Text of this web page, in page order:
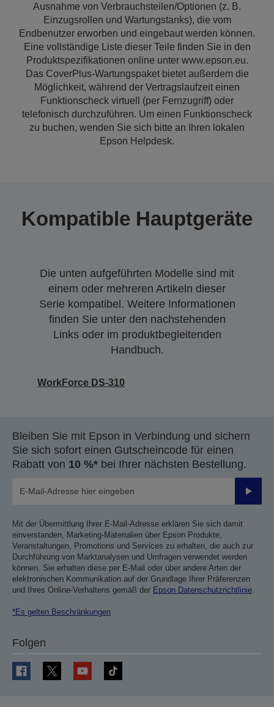
Ausnahme von Verbrauchsteilen/Optionen (z. B.
Einzugsrollen und Wartungstanks), die vom
Endbenutzer erworben und eingebaut werden können.
Eine vollständige Liste dieser Teile finden Sie in den
Produktspezifikationen online unter www.epson.eu.
Das CoverPlus-Wartungspaket bietet außerdem die
Möglichkeit, während der Vertragslaufzeit einen
Funktionscheck virtuell (per Fernzugriff) oder
telefonisch durchzuführen. Um einen Funktionscheck
zu buchen, wenden Sie sich bitte an Ihren lokalen
Epson Helpdesk.
Kompatible Hauptgeräte
Die unten aufgeführten Modelle sind mit
einem oder mehreren Artikeln dieser
Serie kompatibel. Weitere Informationen
finden Sie unter den nachstehenden
Links oder im produktbegleitenden
Handbuch.
WorkForce DS-310
Bleiben Sie mit Epson in Verbindung und sichern
Sie sich sofort einen Gutscheincode für einen
Rabatt von 10 %* bei Ihrer nächsten Bestellung.
Mit der Übermittlung Ihrer E-Mail-Adresse erklären Sie sich damit
einverstanden, Marketing-Materialien über Epson Produkte,
Veranstaltungen, Promotions und Services zu erhalten, die auch zur
Durchführung von Marktanalysen und Umfragen verwendet werden
können. Sie erhalten diese per E-Mail oder über andere Arten der
elektronischen Kommunikation auf der Grundlage Ihrer Präferenzen
und Ihres Online-Verhaltens gemäß der Epson Datenschutzrichtlinie.
*Es gelten Beschränkungen
Folgen